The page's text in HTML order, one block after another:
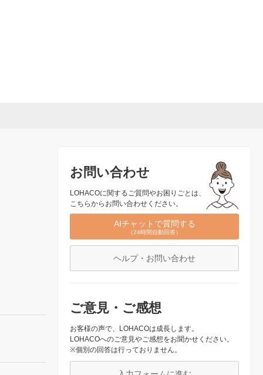
お問い合わせ
LOHACOに関するご質問やお困りごとは、
こちらからお問い合わせください。
AIチャットで質問する
（24時間自動回答）
ヘルプ・お問い合わせ
ご意見・ご感想
お客様の声で、LOHACOは成長します。
LOHACOへのご意見やご感想をお聞かせください。
※個別の回答は行っておりません。